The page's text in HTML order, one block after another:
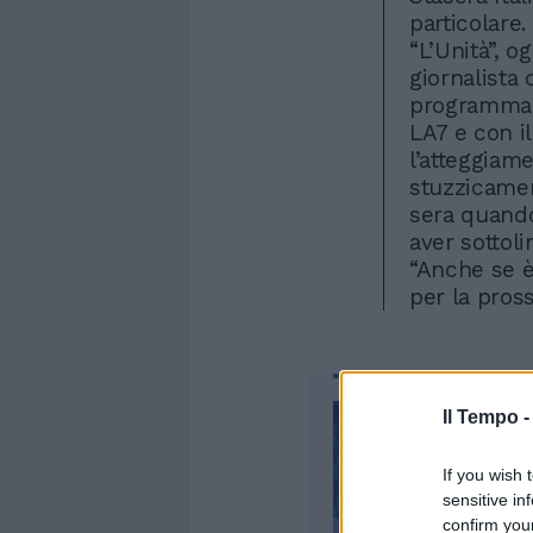
Il Tempo -
If you wish
sensitive
confirm
particolare.
“L’Unità”,
giornalista
LA7 e con
sera
aver
“Anche se
per la